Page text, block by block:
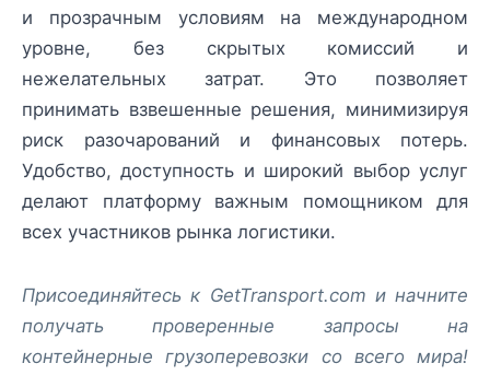
и прозрачным условиям на международном
уровне, без скрытых комиссий и
нежелательных затрат. Это позволяет
принимать взвешенные решения, минимизируя
риск разочарований и финансовых потерь.
Удобство, доступность и широкий выбор услуг
делают платформу важным помощником для
всех участников рынка логистики.
Присоединяйтесь к GetTransport.com и начните
получать проверенные запросы на
контейнерные грузоперевозки со всего мира!